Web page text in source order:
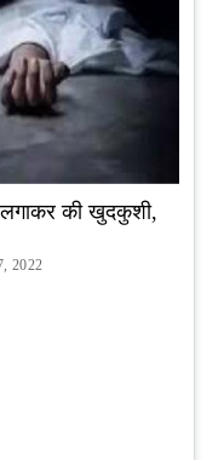
लगाकर की खुदकुशी,
2022